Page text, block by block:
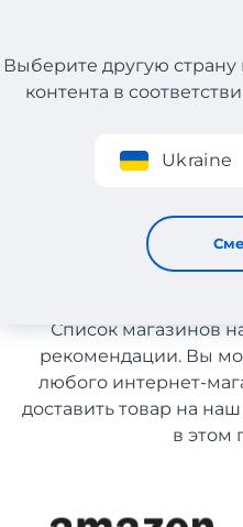
Регистрация
Выберите другую
контента в
Ukraine
Женские и мужские
Женские
Список магазинов
рекомендации. Вы
любого интернет-
доставить товар на
в этом